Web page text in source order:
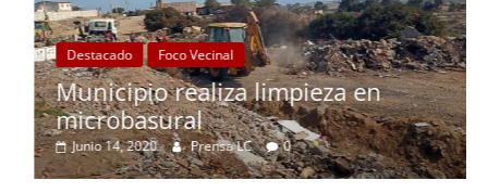
Destacado Foco Vecinal
Municipio realiza limpieza en
microbasural
Junio 14, 2020 Prensa LC 0